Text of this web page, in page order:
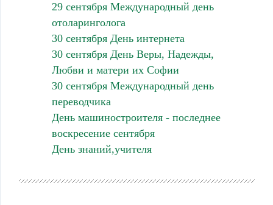
29 сентября Международный день
отоларинголога
30 сентября День интернета
30 сентября День Веры, Надежды,
Любви и матери их Софии
30 сентября Международный день
переводчика
День машиностроителя - последнее
воскресение сентября
День знаний,учителя